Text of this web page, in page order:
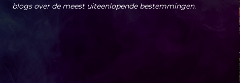
blogs over de meest uiteenlopende bestemmingen.